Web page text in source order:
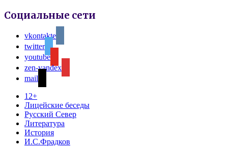
Социальные сети
vkontakte
twitter
youtube
zen-yandex
mail
12+
Лицейские беседы
Русский Север
Литература
История
И.С.Фрадков